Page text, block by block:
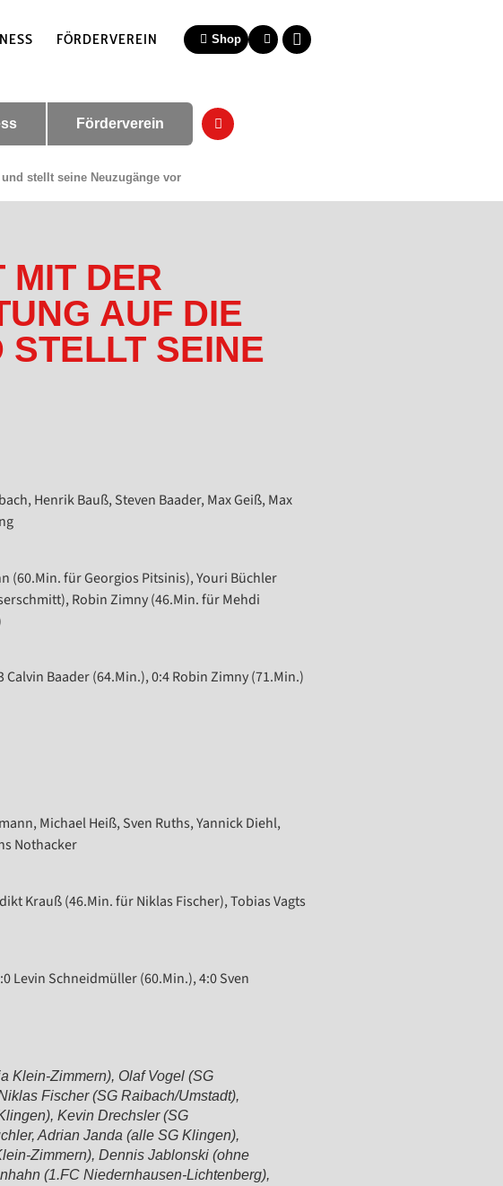
FÖRDERVEREIN Shop
Förderverein
stellt seine Neuzugänge vor
MIT DER
AUF DIE
STELLT SEINE
Henrik Bauß, Steven Baader, Max Geiß, Max
(60.Min. für Georgios Pitsinis), Youri Büchler
Robin Zimny (46.Min. für Mehdi
Baader (64.Min.), 0:4 Robin Zimny (71.Min.)
Michael Heiß, Sven Ruths, Yannick Diehl,
Nothacker
Krauß (46.Min. für Niklas Fischer), Tobias Vagts
Levin Schneidmüller (60.Min.), 4:0 Sven
Klein-Zimmern), Olaf Vogel (SG
Fischer (SG Raibach/Umstadt),
Kevin Drechsler (SG
Adrian Janda (alle SG Klingen),
Zimmern), Dennis Jablonski (ohne
(1.FC Niedernhausen-Lichtenberg),